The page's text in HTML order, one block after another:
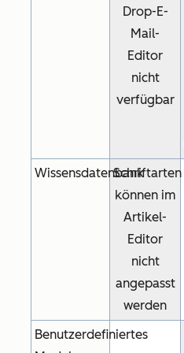
Drop-E-
Mail-
Editor
nicht
verfügbar
WissensdatenbankSchriftarten
können im
Artikel-
Editor
nicht
angepasst
werden
Benutzerdefiniertes